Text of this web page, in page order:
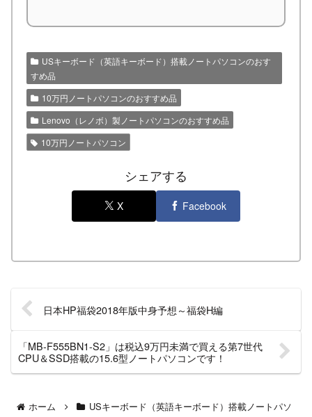
USキーボード（英語キーボード）搭載ノートパソコンのおす
すめ品
10万円ノートパソコンのおすすめ品
Lenovo（レノボ）製ノートパソコンのおすすめ品
10万円ノートパソコン
シェアする
X Facebook
日本HP福袋2018年版中身予想～福袋H編
「MB-F555BN1-S2」は税込9万円未満で買える第7世代
CPU＆SSD搭載の15.6型ノートパソコンです！
ホーム
USキーボード（英語キーボード）搭載ノートパソ